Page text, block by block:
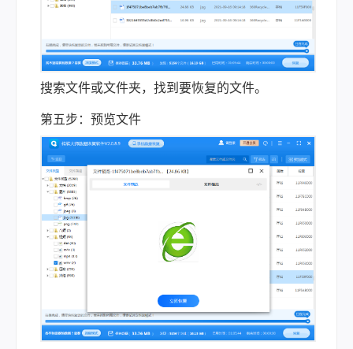
搜索文件或文件夹，找到要恢复的文件。
第五步：预览文件